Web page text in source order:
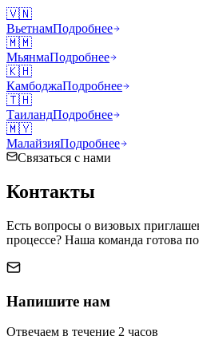
🇻🇳
ВьетнамПодробнее
🇲🇲
МьянмаПодробнее
🇰🇭
КамбоджаПодробнее
🇹🇭
ТаиландПодробнее
🇲🇾
МалайзияПодробнее
Связаться с нами
Контакты
Есть вопросы о визовых
процессе? Наша команда готова
Напишите нам
Отвечаем в течение 2 часов